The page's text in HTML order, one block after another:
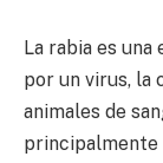
La rabia es
por un virus, la
animales de
principalmente